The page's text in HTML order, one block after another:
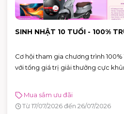
SINH NHẬT 10 TUỔI - 100%
Cơ hội tham gia chương trình 100%
với tổng giá trị giải thưởng cực
Mua sắm ưu đãi
Từ 17/07/2026 đến 26/07/2026